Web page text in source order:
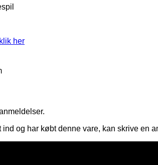
klik her
ind og har købt denne vare, kan skrive en